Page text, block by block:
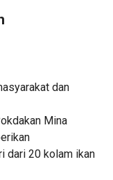
dan
Mina
dari 20 kolam ikan